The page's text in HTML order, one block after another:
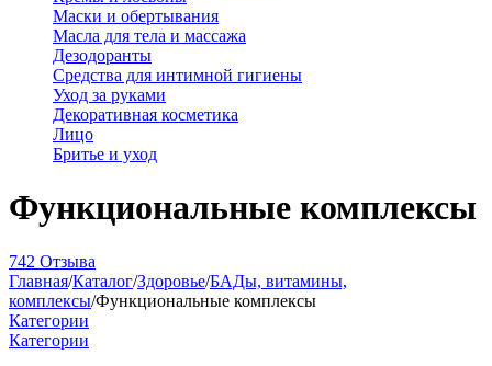
Маски и обертывания
Масла для тела и массажа
Дезодоранты
Средства для интимной гигиены
Уход за руками
Декоративная косметика
Лицо
Бритье и уход
Функциональные комплексы
742 Отзыва
Главная/Каталог/Здоровье/БАДы, витамины,
комплексы/Функциональные комплексы
Категории
Категории